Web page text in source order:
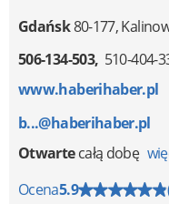
Gdańsk80-177,
506-134-503 510-404-
www.haberihaber.pl
b...@haberihaber.pl
Otwartecałą dobę
Ocena5.9